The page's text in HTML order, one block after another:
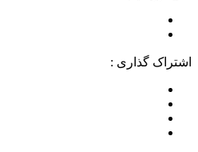
اشتراک گذاری :